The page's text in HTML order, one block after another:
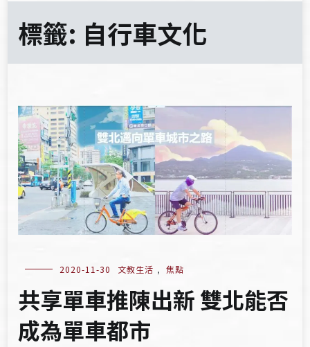
標籤: 自行車文化
2020-11-30 文教生活 , 焦點
共享單車推陳出新 雙北能否
成為單車都市